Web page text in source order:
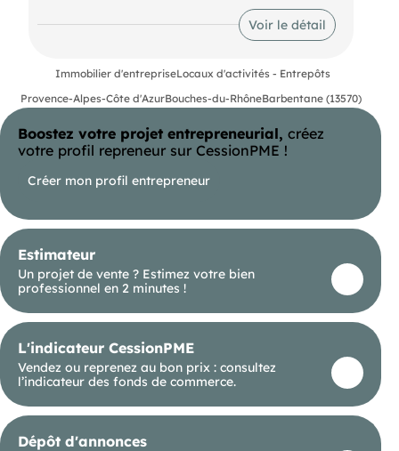
répondre à vos besoins professionnels. Ne
Voir le détail
Immobilier d'entrepriseLocaux d'activités - Entrepôts
Provence-Alpes-Côte d'AzurBouches-du-RhôneBarbentane (13570)
Boostez votre projet entrepreneurial, créez
votre profil repreneur sur CessionPME !
Créer mon profil entrepreneur
Estimateur
Un projet de vente ? Estimez votre bien
professionnel en 2 minutes !
L'indicateur CessionPME
Vendez ou reprenez au bon prix : consultez
l’indicateur des fonds de commerce.
Dépôt d'annonces